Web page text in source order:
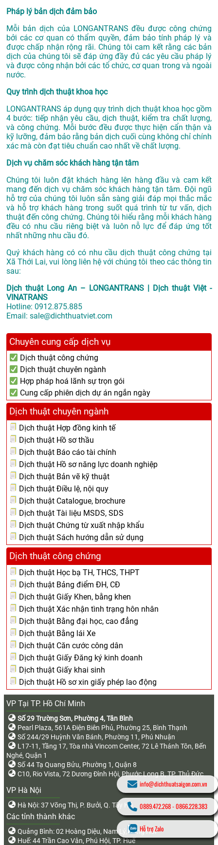
Pháp lý bản dịch đảm bảo
Mỗi bản dịch của LONGANTRANS đều được công chứng
bởi các cơ quan có thẩm quyền, đảm bảo tính pháp lý và
được chấp nhận rộng rãi. Chúng tôi cam kết rằng các bản
dịch của chúng tôi sẽ đáp ứng đầy đủ các yêu cầu pháp lý
và được công nhận bởi các tổ chức, cơ quan trong và ngoài
nước.
Quy trình dịch thuật khoa học
LONGANTRANS áp dụng quy trình dịch thuật khoa học gồm
4 bước: tiếp nhận yêu cầu, dịch thuật, kiểm tra chất lượng,
và công chứng. Mỗi bước đều được thực hiện cẩn thận và
kỹ lưỡng, đảm bảo rằng bản dịch cuối cùng không chỉ chính
xác mà còn đạt tiêu chuẩn cao nhất về chất lượng.
Dịch vụ chăm sóc khách hàng tận tâm
Chúng tôi luôn đặt khách hàng lên hàng đầu và cam kết
mang đến dịch vụ chăm sóc khách hàng tận tâm. Đội ngũ
hỗ trợ của chúng tôi luôn sẵn sàng giải đáp mọi thắc mắc
và hỗ trợ khách hàng trong suốt quá trình từ tư vấn, dịch
thuật đến công chứng. Chúng tôi hiểu rằng mỗi khách hàng
đều có nhu cầu riêng biệt và luôn nỗ lực để đáp ứng tốt
nhất những nhu cầu đó.
Quý khách hàng có có nhu cầu dịch thuật công chứng tại
Xã Thới Lai, vui lòng liên hệ với chúng tôi theo các thông tin
sau:
Dịch thuật Long An – LONGANTRANS | Dịch thuật Việt -
VINATRANS
Hotline: 0912.875.885
Email: sale@dichthuatviet.com
Chuyên cung cấp dịch vụ
Dịch thuật công chứng
Dịch thuật chuyên ngành
Hợp pháp hoá lãnh sự trọn gói
Cung cấp phiên dịch dự án ngắn ngày
Dịch thuật chuyên ngành
Dịch thuật Hợp đồng kinh tế
Dịch thuật Hồ sơ thầu
Dịch thuật Báo cáo tài chính
Dịch thuật Hồ sơ năng lực doanh nghiệp
Dịch thuật Bản vẽ kỹ thuật
Dịch thuật Điều lệ, nội quy
Dịch thuật Catalogue, brochure
Dịch thuật Tài liệu MSDS, SDS
Dịch thuật Chứng từ xuất nhập khẩu
Dịch thuật Sách hướng dẫn sử dụng
Dịch thuật công chứng
Dịch thuật Học bạ TH, THCS, THPT
Dịch thuật Bảng điểm ĐH, CĐ
Dịch thuật Giấy Khen, bằng khen
Dịch thuật Xác nhận tình trạng hôn nhân
Dịch thuật Bằng đại học, cao đẳng
Dịch thuật Bằng lái Xe
Dịch thuật Căn cước công dân
Dịch thuật Giấy Đăng ký kinh doanh
Dịch thuật Giấy khai sinh
Dịch thuật Hồ sơ xin giấy phép lao động
VP Tại TP. Hồ Chí Minh
Số 29 Trường Sơn, Phường 4, Tân Bình
Pearl Plaza, 561A Điện Biên Phủ, Phường 25, Bình Thạnh
Số 244/29 Huỳnh Văn Bánh, Phường 11, Phú Nhuận
L17-11, Tầng 17, Tòa nhà Vincom Center, 72 Lê Thánh Tôn, Bến
Nghé, Quận 1
Số 44 Tạ Quang Bửu, Phường 1, Quận 8
C10, Rio Vista, 72 Dương Đình Hội, Phước Long B, TP. Thủ Đức
VP Hà Nội
Hà Nội: 37 Võng Thị, P. Bưởi, Q. Tây Hồ
Các tỉnh thành khác
Quảng Bình: 02 Hoàng Diệu, Nam Lý, Đồng Hới
Huế: 44 Trần Cao Vân, Phú Hội, TP. Huế
info@dichthuatsaigon.com.vn
0889.472.268-0866.228.383
Hỗ trợ Zalo